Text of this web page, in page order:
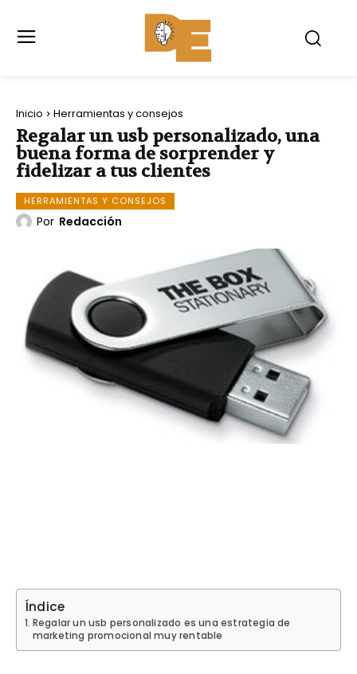
Inicio Herramientas y consejos
Regalar un usb personalizado, una
buena forma de sorprender y
fidelizar a tus clientes
HERRAMIENTAS Y CONSEJOS
Por Redacción
Índice
Regalar un usb personalizado es una estrategia de
marketing promocional muy rentable